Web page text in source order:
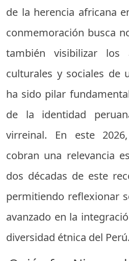
de la herencia africana
conmemoración busca
también visibilizar los
culturales y sociales de
ha sido pilar
de la identidad
virreinal. En este
cobran una relevancia
dos décadas de este
permitiendo reflexionar
avanzado en la
diversidad étnica del Perú.